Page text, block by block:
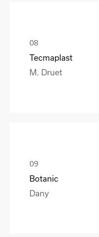
Tecmaplast
M. Druet
Botanic
Dany